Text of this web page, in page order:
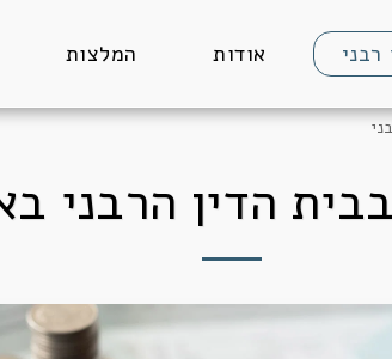
רבני אודות המלצות
הדין הרבני